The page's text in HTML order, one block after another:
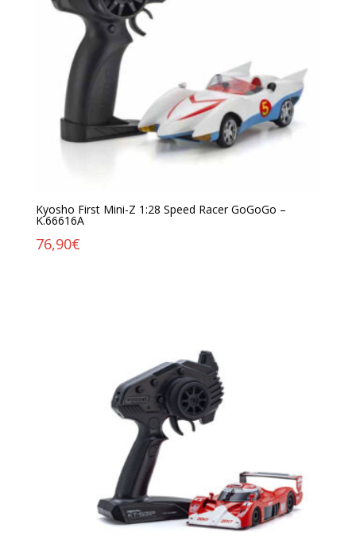
Kyosho First Mini-Z 1:28 Speed Racer GoGoGo –
K.66616A
76,90€